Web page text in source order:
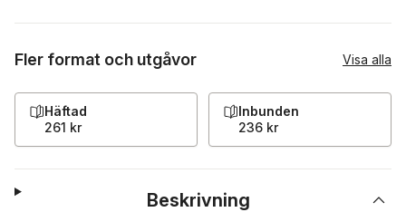
Fler format och utgåvor Visa alla
Häftad
261 kr
Inbunden
236 kr
Beskrivning